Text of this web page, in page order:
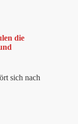
die
sich nach